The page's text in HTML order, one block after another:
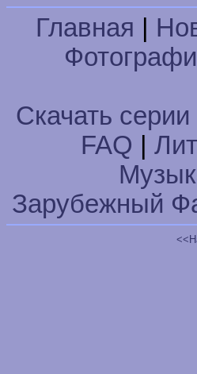
Главная
Скачать серии
FAQ
Зарубежный